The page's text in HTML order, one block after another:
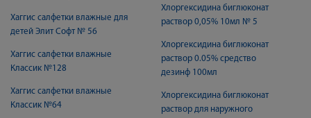
Хаггис салфетки влажные для
детей Элит Софт № 56
Хаггис салфетки влажные
Классик №128
Хаггис салфетки влажные
Классик №64
Хлоргексидина биглюконат
раствор 0,05% 10мл № 5
Хлоргексидина биглюконат
раствор 0.05% средство
дезинф 100мл
Хлоргексидина биглюконат
раствор для наружного